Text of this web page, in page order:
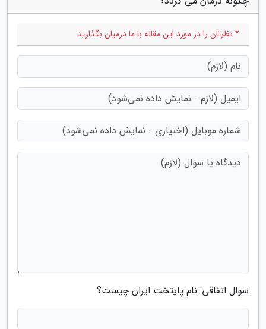
* نظرتان را در مورد این مقاله با ما درمیان بگذارید
سوال اتفاقی: نام پایتخت ایران چیست؟